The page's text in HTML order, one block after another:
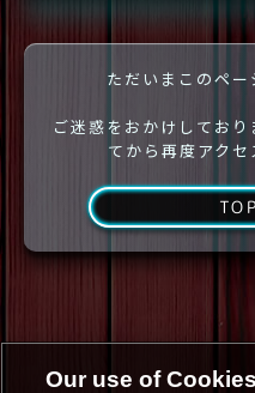
ただいまこのペー
ご迷惑をおかけしてお
てから再度アクセ
Our use of Cookies